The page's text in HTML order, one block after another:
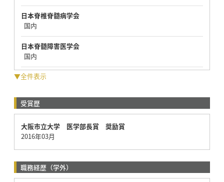
日本脊椎脊髄病学会
国内
日本脊髄障害医学会
国内
▼全件表示
受賞歴
大阪市立大学 医学部長賞 奨励賞
2016年03月
職務経歴（学外）